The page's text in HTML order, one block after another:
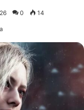
0 14